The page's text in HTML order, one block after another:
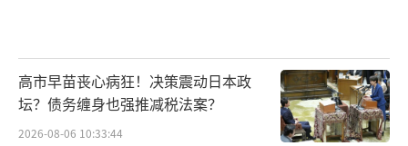
高市早苗丧心病狂！决策震动日本政
坛？债务缠身也强推减税法案？
2026-08-06 10:33:44